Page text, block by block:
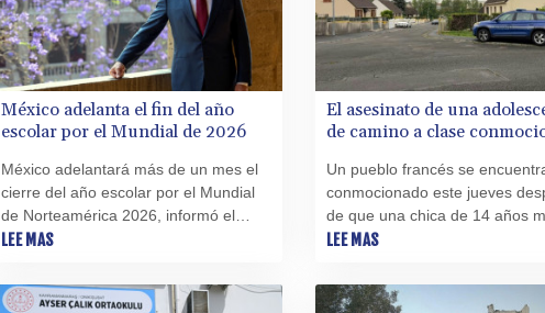
México adelanta el fin del año
escolar por el Mundial de 2026
México adelantará más de un mes el
cierre del año escolar por el Mundial
de Norteamérica 2026, informó el
viernes el gobierno, que recibió
padres de familia, mientras dos
estados sede del torneo rechazaron la
LEE MAS
El asesinato de una
de camino a clase
Un pueblo francés se
conmocionado este jueves
de que una chica de 14 años
apuñalada cuando se dirigía a
LEE MAS